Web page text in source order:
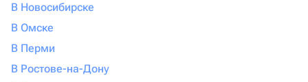
В Новосибирске
В Омске
В Перми
В Ростове-на-Дону